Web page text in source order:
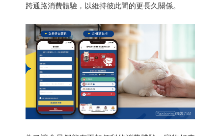
跨通路消費體驗，以維持彼此間的更長久關係。